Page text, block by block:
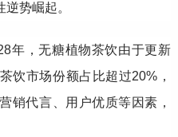
势崛起。
年，无糖植物茶饮由于更新
饮市场份额占比超过20%，
销代言、用户优质等因素，